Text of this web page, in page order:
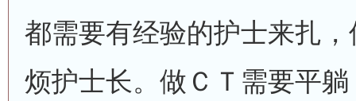
都需要有经验的护士来扎
烦护士长。做ＣＴ需要平